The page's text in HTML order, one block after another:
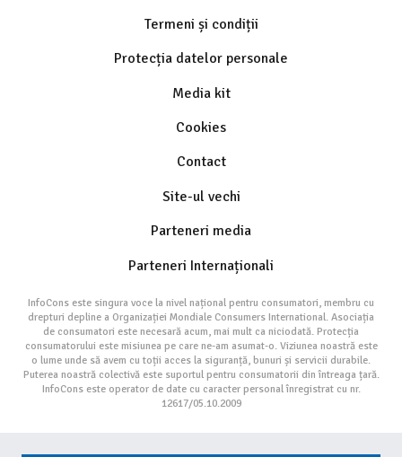
Termeni și condiții
Protecția datelor personale
Media kit
Cookies
Contact
Site-ul vechi
Parteneri media
Parteneri Internaționali
InfoCons este singura voce la nivel național pentru consumatori, membru cu
drepturi depline a Organizației Mondiale Consumers International. Asociația
de consumatori este necesară acum, mai mult ca niciodată. Protecția
consumatorului este misiunea pe care ne-am asumat-o. Viziunea noastră este
o lume unde să avem cu toții acces la siguranță, bunuri și servicii durabile.
Puterea noastră colectivă este suportul pentru consumatorii din întreaga țară.
InfoCons este operator de date cu caracter personal înregistrat cu nr.
12617/05.10.2009